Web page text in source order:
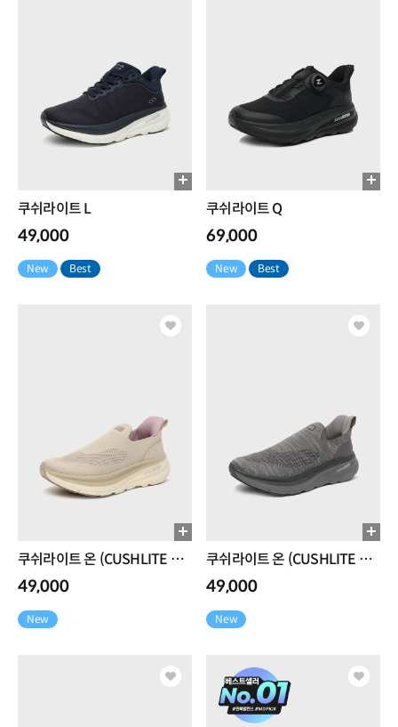
쿠쉬라이트 L
49,000
New Best
쿠쉬라이트 Q
69,000
New Best
쿠쉬라이트 온 (CUSHLITE ON)
49,000
New
쿠쉬라이트 온 (CUSHLITE ON)
49,000
New